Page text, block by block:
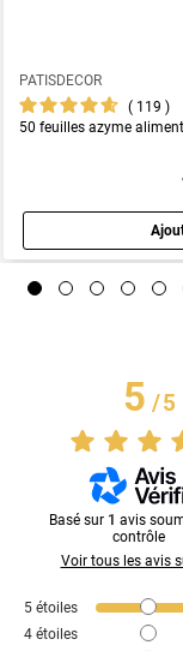
PATISDECOR
119
50 feuilles azyme
5/5
Basé sur 1 avis
contrôle
Voir tous les avis
5 étoiles
4 étoiles